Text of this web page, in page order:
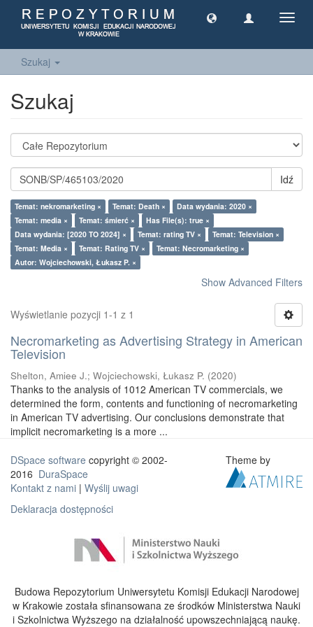
Szukaj
Szukaj
Idź
Temat: nekromarketing × Temat: Death ×
Data wydania: 2020 ×
Temat: media ×
Temat: śmierć ×
Has File(s): true ×
Data wydania: [2020 TO 2024] ×
Temat: rating TV ×
Temat: Television ×
Temat: Media ×
Temat: Rating TV ×
Temat: Necromarketing ×
Autor: Wojciechowski, Łukasz P. ×
Show Advanced Filters
Wyświetlanie pozycji 1-1 z 1
Necromarketing as Advertising Strategy in American
Television
Shelton, Amiee J.; Wojciechowski, Łukasz P. (2020)
Thanks to the analysis of 1012 American TV commercials, we
determined the form, contents and functioning of necromarketing
in American TV advertising. Our conclusions demonstrate that
implicit necromarketing is a more ...
DSpace software copyright © 2002-
2016 DuraSpace
Kontakt z nami | Wyślij uwagi
Deklaracja dostępności
Theme by
Budowa Repozytorium Uniwersytetu Komisji Edukacji Narodowej
w Krakowie została sfinansowana ze środków Ministerstwa Nauki
i Szkolnictwa Wyższego na działalność upowszechniającą naukę.